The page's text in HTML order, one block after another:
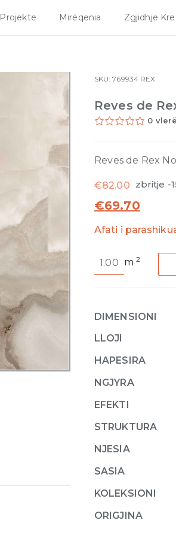
Projekte Mirëqenia Zgjidhje
SKU:769934 REX
Reves de
0
Reves de Rex
€82.00 zbritje -
€69.70
Afati i
de
6mm
60
120
quantity
m2
DIMENSIONI
LLOJI
HAPESIRA
NGJYRA
EFEKTI
STRUKTURA
NJESIA
SASIA
KOLEKSIONI
ORIGJINA